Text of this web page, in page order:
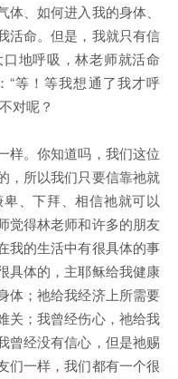
、如何进入我的身体、
活命。但是，我就只有信
地呼吸，林老师就活命
“等！等我想通了我才呼
对呢？
样。你知道吗，我们这位
，所以我们只要信靠祂就
、下拜、相信祂就可以
觉得林老师和许多的朋友
我的生活中有很具体的事
具体的，主耶稣给我健康
体；祂给我经济上所需要
关；我曾经伤心，祂给我
曾经没有信心，但是祂赐
们一样，我们都有一个很